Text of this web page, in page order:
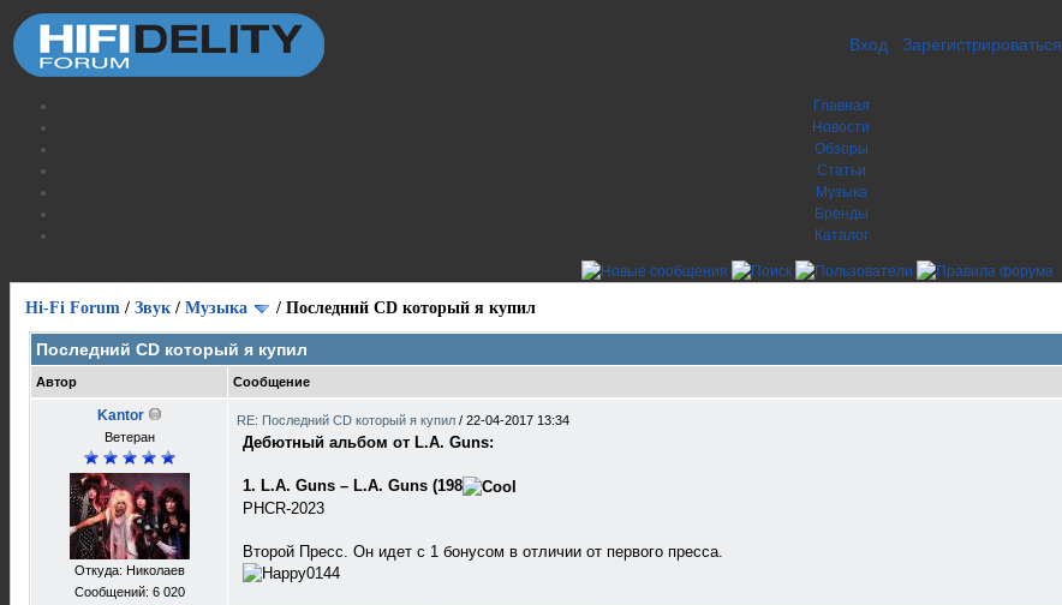
Вход Зарегистрироваться
Главная
Новости
Обзоры
Статьи
Музыка
Бренды
Каталог
Hi-Fi Forum / Звук / Музыка / Последний CD который я купил
Последний CD который я купил
Автор Сообщение
Kantor
Ветеран
Откуда: Николаев
Сообщений: 6 020
RE: Последний CD который я купил / 22-04-2017 13:34
Дебютный альбом от L.A. Guns:
1. L.A. Guns ‎– L.A. Guns (198
PHCR-2023
Второй Пресс. Он идет с 1 бонусом в отличии от первого пресса.